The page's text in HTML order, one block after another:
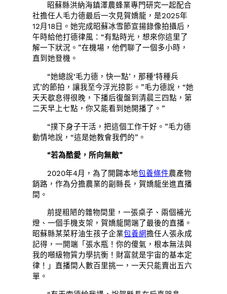
昭蘇縣洪納海鎮澤農蜂業專門研究一起配合
社擔任人毛力德最后一次見賀嬌龍，是2025年
12月18日。她完成昭蘇冰雪節宣揚錄像拍攝后，
午時給他打德律風：“有點時光，想來你這里了
解一下狀況。”在機場，他們聊了一個多小時，
直到她登機。
“她總說‘毛力德，快一點’，那種‘特種兵
式’的節拍，讓我至今浮光掠影。”毛力德說，“她
天天歇息得很晚，下播后復盤到清晨三四點，第
二天早上七點，你又能看到她開播了。”
“撲下身子干活，把這個工作干好。”毛力德
動情地說，“這是她教會我們的”。
“若為酷愛，所向無敵”
2020年4月，為了開闢本地包養條件農產物
銷路，作為分擔農業的副縣長，賀嬌龍坐進直播
間。
前提粗陋的雜物間里，一張桌子、兩個補光
燈、一個手機支架，賀嬌龍開端了最後的直播。
昭蘇縣某菜籽油生孩子企業包養網擔任人張永成
記得，一開端「張水瓶！你的傻氣，根本無法與
我的噸級物質力學抗衡！財富就是宇宙的基本定
律！」直播間人數百里挑一，一天只能賣出五六
單。